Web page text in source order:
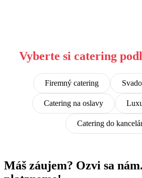
Vyberte si catering
Firemný catering
Catering na oslavy
Catering do
Máš záujem? Ozvi sa